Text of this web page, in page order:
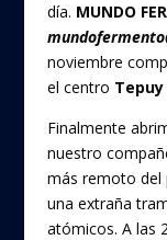
día. MUNDO
noviembre
el centro
Finalmente
nuestro
más remoto del
una extraña
atómicos. A las